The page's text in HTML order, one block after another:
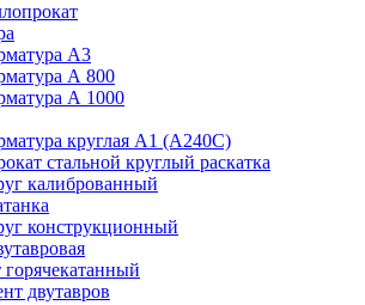
А3
А 800
А 1000
круглая А1 (А240C)
стальной круглый раскатка
калиброванный
конструкционный
горячекатанный
двутавров